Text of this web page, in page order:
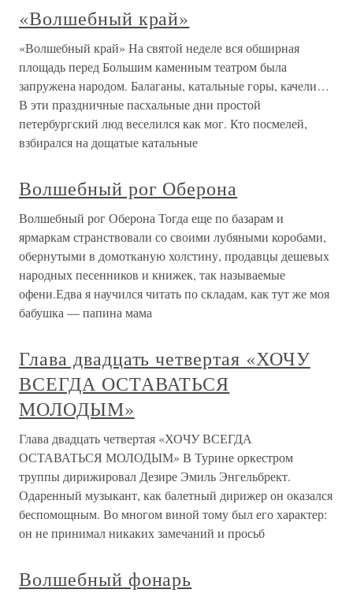
«Волшебный край»
«Волшебный край» На святой неделе вся обширная
площадь перед Большим каменным театром была
запружена народом. Балаганы, катальные горы, качели…
В эти праздничные пасхальные дни простой
петербургский люд веселился как мог. Кто посмелей,
взбирался на дощатые катальные
Волшебный рог Оберона
Волшебный рог Оберона Тогда еще по базарам и
ярмаркам странствовали со своими лубяными коробами,
обернутыми в домотканую холстину, продавцы дешевых
народных песенников и книжек, так называемые
офени.Едва я научился читать по складам, как тут же моя
бабушка — папина мама
Глава двадцать четвертая «ХОЧУ
ВСЕГДА ОСТАВАТЬСЯ
МОЛОДЫМ»
Глава двадцать четвертая «ХОЧУ ВСЕГДА
ОСТАВАТЬСЯ МОЛОДЫМ» В Турине оркестром
труппы дирижировал Дезире Эмиль Энгельбрект.
Одаренный музыкант, как балетный дирижер он оказался
беспомощным. Во многом виной тому был его характер:
он не принимал никаких замечаний и просьб
Волшебный фонарь